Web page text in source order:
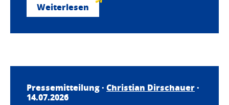
Weiterlesen
Pressemitteilung · Christian Dirschauer·
14.07.2026